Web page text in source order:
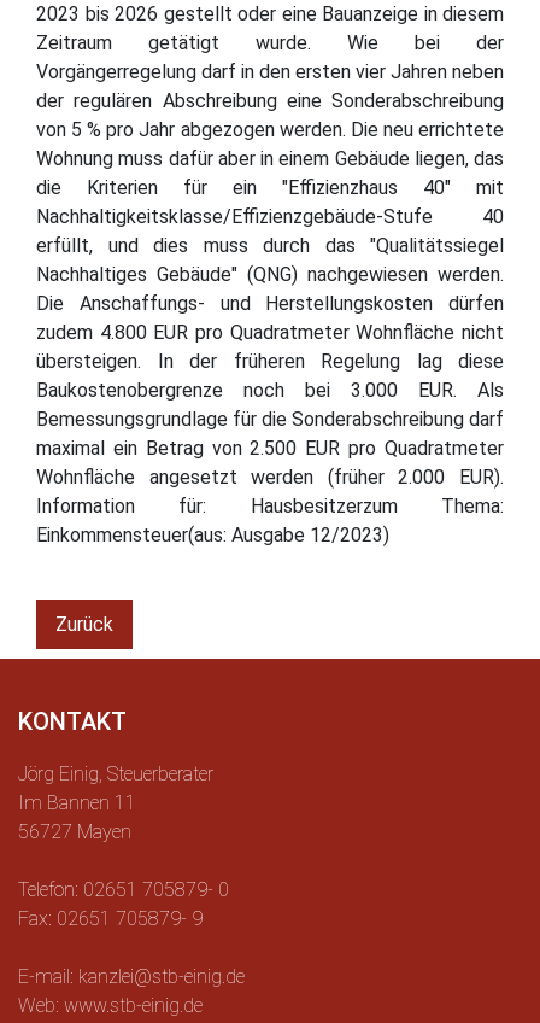
2023 bis 2026 gestellt oder eine Bauanzeige in diesem
Zeitraum getätigt wurde. Wie bei der
Vorgängerregelung darf in den ersten vier Jahren neben
der regulären Abschreibung eine Sonderabschreibung
von 5 % pro Jahr abgezogen werden. Die neu errichtete
Wohnung muss dafür aber in einem Gebäude liegen, das
die Kriterien für ein "Effizienzhaus 40" mit
Nachhaltigkeitsklasse/Effizienzgebäude-Stufe 40
erfüllt, und dies muss durch das "Qualitätssiegel
Nachhaltiges Gebäude" (QNG) nachgewiesen werden.
Die Anschaffungs- und Herstellungskosten dürfen
zudem 4.800 EUR pro Quadratmeter Wohnfläche nicht
übersteigen. In der früheren Regelung lag diese
Baukostenobergrenze noch bei 3.000 EUR. Als
Bemessungsgrundlage für die Sonderabschreibung darf
maximal ein Betrag von 2.500 EUR pro Quadratmeter
Wohnfläche angesetzt werden (früher 2.000 EUR).
Information für: Hausbesitzerzum Thema:
Einkommensteuer(aus: Ausgabe 12/2023)
Zurück
KONTAKT
Jörg Einig, Steuerberater
Im Bannen 11
56727 Mayen
Telefon: 02651 705879- 0
Fax: 02651 705879- 9
E-mail: kanzlei@stb-einig.de
Web: www.stb-einig.de